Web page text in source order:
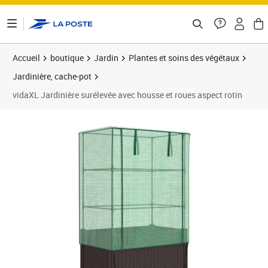
Accueil boutique Jardin
Plantes et soins des végétaux
Jardinière, cache-pot
vidaXL Jardinière surélevée avec housse et roues aspect rotin